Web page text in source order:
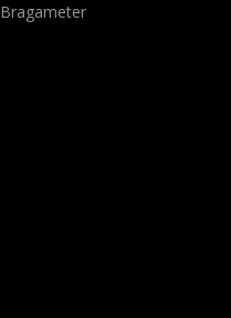
Bragameter